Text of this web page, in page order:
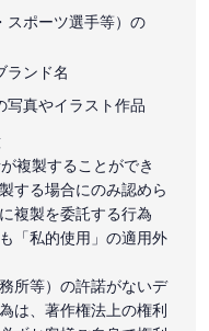
スポーツ選手等）の
ランド名
写真やイラスト作品
複製することができ
する場合にのみ認めら
複製を委託する行為
「私的使用」の適用外
所等）の許諾がないデ
は、著作権法上の権利